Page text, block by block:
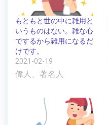
もともと世の中に雑用と
いうものはない。雑な心
でするから雑用になるだ
けです。
2021-02-19
偉人、著名人